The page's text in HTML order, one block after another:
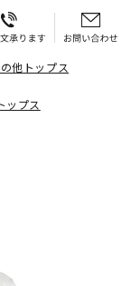
他トップス
ップス